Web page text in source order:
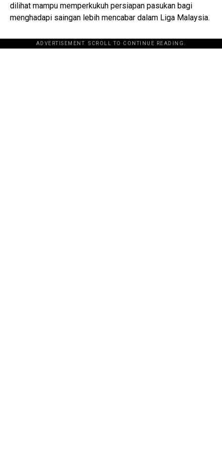
dilihat mampu memperkukuh persiapan pasukan bagi
menghadapi saingan lebih mencabar dalam Liga Malaysia.
ADVERTISEMENT. SCROLL TO CONTINUE READING.